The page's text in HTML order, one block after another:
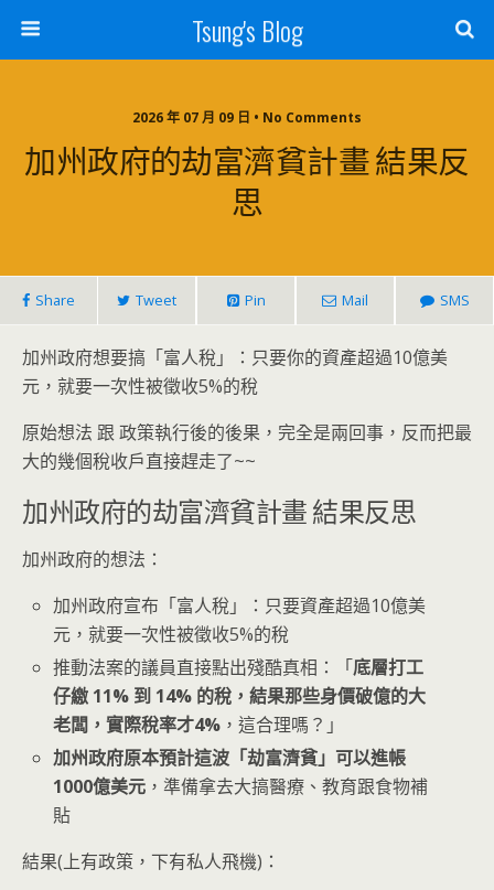
Tsung's Blog
2026 年 07 月 09 日 • No Comments
加州政府的劫富濟貧計畫 結果反
思
Share Tweet Pin Mail SMS
加州政府想要搞「富人稅」：只要你的資產超過10億美
元，就要一次性被徵收5%的稅
原始想法 跟 政策執行後的後果，完全是兩回事，反而把最
大的幾個稅收戶直接趕走了~~
加州政府的劫富濟貧計畫 結果反思
加州政府的想法：
加州政府宣布「富人稅」：只要資產超過10億美
元，就要一次性被徵收5%的稅
推動法案的議員直接點出殘酷真相：「底層打工
仔繳 11% 到 14% 的稅，結果那些身價破億的大
老闆，實際稅率才4% ，這合理嗎？」
加州政府原本預計這波「劫富濟貧」可以進帳
1000億美元 ，準備拿去大搞醫療、教育跟食物補
貼
結果(上有政策，下有私人飛機)：